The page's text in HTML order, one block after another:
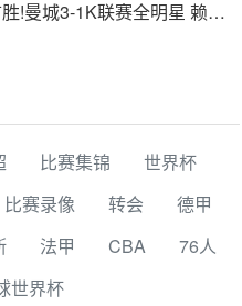
!曼城3-1K联赛全明星 赖因
比赛集锦
世界杯
比赛录像 转会
德甲
法甲 CBA
76人
世界杯